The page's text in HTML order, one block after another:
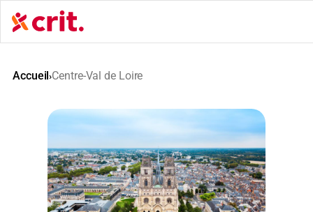
Aller
au
contenu
Accueil›Centre-Val de Loire